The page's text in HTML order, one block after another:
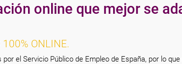
online que mejor se
100% ONLINE.
el Servicio Público de Empleo de España, por lo